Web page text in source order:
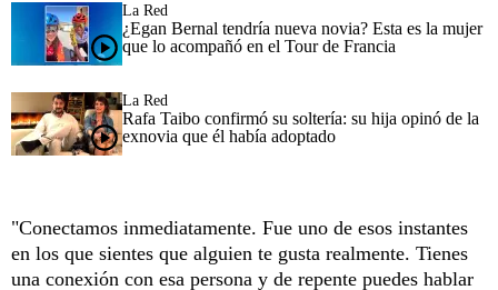
La Red
¿Egan Bernal tendría nueva novia? Esta es la mujer
que lo acompañó en el Tour de Francia
La Red
Rafa Taibo confirmó su soltería: su hija opinó de la
exnovia que él había adoptado
"Conectamos inmediatamente. Fue uno de esos instantes
en los que sientes que alguien te gusta realmente. Tienes
una conexión con esa persona y de repente puedes hablar